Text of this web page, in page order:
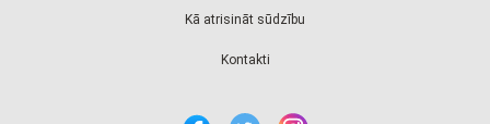
Kā atrisināt sūdzību
Kontakti